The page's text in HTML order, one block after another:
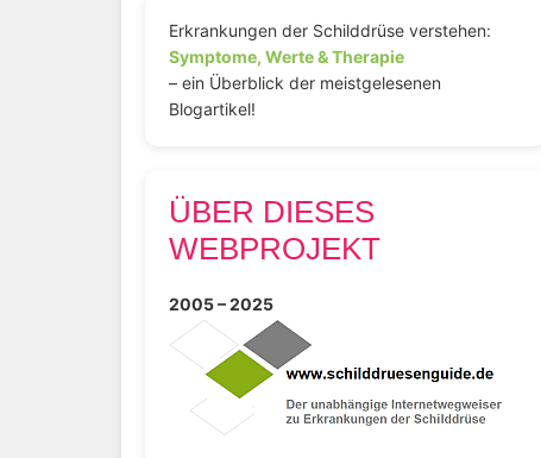
Erkrankungen der Schilddrüse verstehen:
Symptome, Werte & Therapie
– ein Überblick der meistgelesenen
Blogartikel!
ÜBER DIESES
WEBPROJEKT
2005 – 2025